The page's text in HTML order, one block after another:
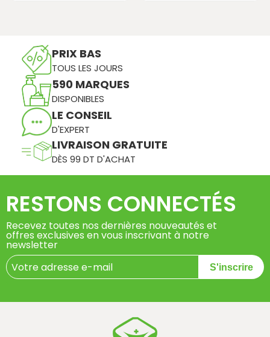
PRIX BAS
TOUS LES JOURS
590 MARQUES
DISPONIBLES
LE CONSEIL
D'EXPERT
LIVRAISON GRATUITE
DÈS 99 DT D'ACHAT
RESTONS CONNECTÉS
Recevez toutes nos dernières nouveautés et
offres exclusives en vous inscrivant à notre
newsletter
S'inscrire